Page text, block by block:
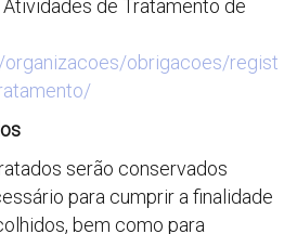
de Tratamento de
obrigacoes/regist
serão conservados
para cumprir a finalidade
bem como para